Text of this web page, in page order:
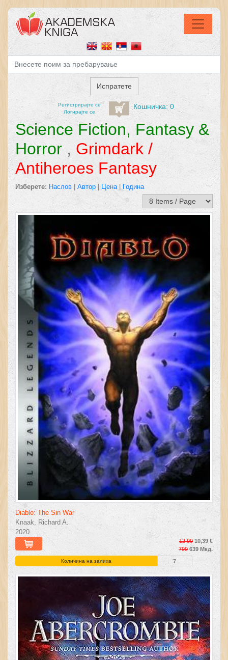
Регистрирајтe се
Логирајте се
Кошничка: 0
Science Fiction, Fantasy &
Horror , Grimdark /
Antiheroes Fantasy
Изберете: Наслов | Автор |Цена | Година
Diablo: The Sin War
Knaak, Richard A.
2020
12,99 10,39 €
799 639 Мкд.
Количина на залиха 7